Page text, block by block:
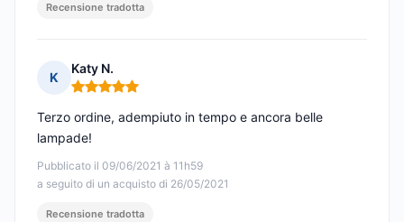
Recensione tradotta
K
Katy N.
Nota: 5 su 5
Pubblicato il 09/06/2021 à 11h59
a seguito di un acquisto di 26/05/2021
Terzo ordine, adempiuto in tempo e ancora belle
lampade!
Recensione tradotta